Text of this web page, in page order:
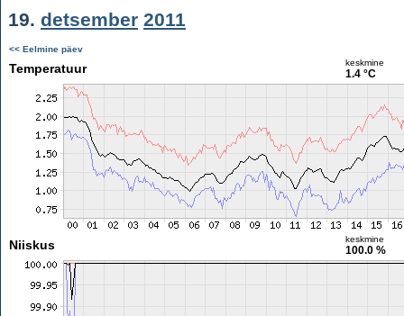
19. detsember 2011
<< Eelmine päev
Temperatuur keskmine
1.4 °C
Niiskus keskmine
100.0 %